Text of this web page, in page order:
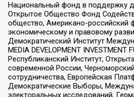
Национальный фонд в поддержку
Открытое Общество Фонд
общество, Американо-российский
экономическому и правовому
Демократический Институт
MEDIA DEVELOPMENT
Республиканский Институт,
современной России,
сотрудничества, Европейская
Демократические Выборы,
электоральных исследований,